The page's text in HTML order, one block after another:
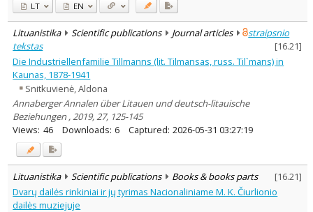
LT EN
Lituanistika Scientific publications Journal articles
straipsnio
tekstas
[16.21]
Die Industriellenfamilie Tillmanns (lit. Tilmansas, russ. Til`mans) in
Kaunas, 1878-1941
Snitkuvienė, Aldona
Annaberger Annalen über Litauen und deutsch-litauische
Beziehungen , 2019, 27, 125-145
Views: 46 Downloads: 6 Captured: 2026-05-31 03:27:19
Lituanistika Scientific publications Books & books parts [16.21]
Dvarų dailės rinkiniai ir jų tyrimas Nacionaliniame M. K. Čiurlionio
dailės muziejuje